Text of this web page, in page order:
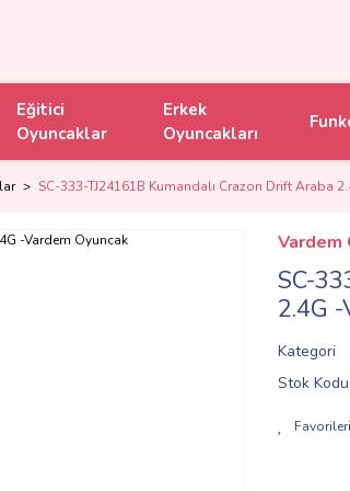
Eğitici
Oyuncaklar
Erkek
Oyuncakları
SC-333-TJ24161B Kumandalı Crazon Drift Araba
Vardem
SC-
2.4G
Kategori
Stok Kodu